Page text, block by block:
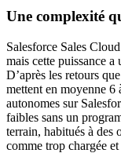
Une complexité
Salesforce Sales
mais cette puissance a
D’après les retours
mettent en moyenne 6
autonomes sur
faibles sans un
terrain, habitués à des
comme trop chargée